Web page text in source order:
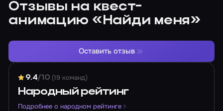
Отзывы на квест-
анимацию «Найди меня»
9.4/10 (19 команд)
Народный рейтинг
Подробнее о народном рейтинге
Оставить отзыв